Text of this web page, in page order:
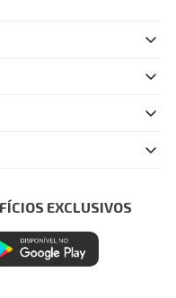
EXCLUSIVOS